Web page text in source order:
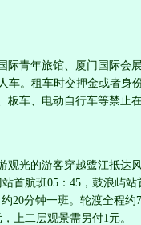
际青年旅馆、厦门国际会
车。租车时交押金或者身
板车、电动自行车等禁止
光的游客穿越鹭江抵达
首航班05：45，鼓浪屿站
20分钟一班。轮渡全程约7
上二层观景需另付1元。